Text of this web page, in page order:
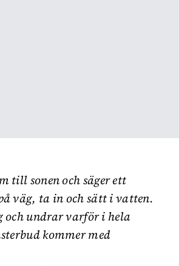
till sonen och säger ett
väg, ta in och sätt i vatten.
och undrar varför i hela
kommer med